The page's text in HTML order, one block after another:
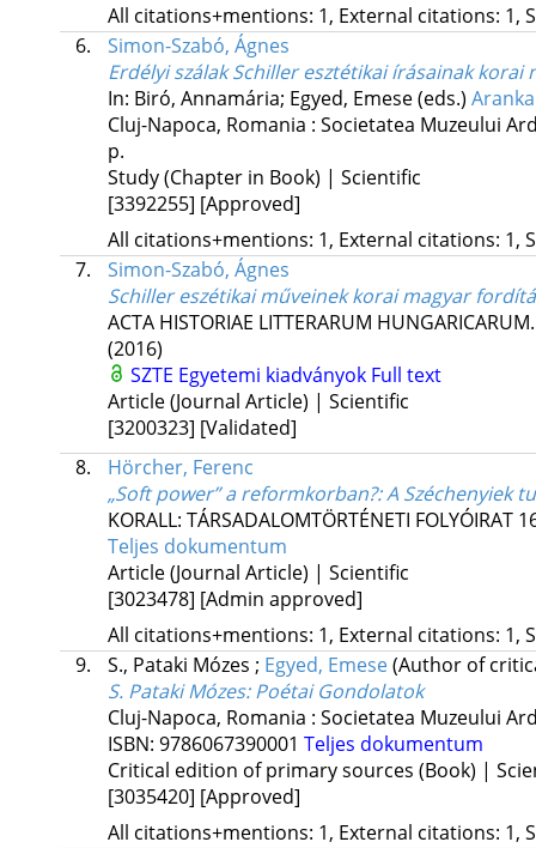
All citations+mentions: 1, External citations: 1,
6.
Simon-Szabó, Ágnes
Erdélyi szálak Schiller esztétikai írásainak
In: Biró, Annamária; Egyed, Emese (eds.)
Cluj-Napoca, Romania : Societatea Muzeului
p.
Study (Chapter in Book) | Scientific
[3392255] [Approved]
All citations+mentions: 1, External citations: 1,
7.
Simon-Szabó, Ágnes
Schiller eszétikai műveinek korai magyar
ACTA HISTORIAE LITTERARUM
(2016)
SZTE Egyetemi kiadványok Full text
Article (Journal Article) | Scientific
[3200323] [Validated]
8.
Hörcher, Ferenc
„Soft power” a reformkorban?: A Széchenyiek
KORALL: TÁRSADALOMTÖRTÉNETI FOLYÓIRAT
Teljes dokumentum
Article (Journal Article) | Scientific
[3023478] [Admin approved]
All citations+mentions: 1, External citations: 1,
9.
S., Pataki Mózes ; Egyed, Emese(Author of
S. Pataki Mózes: Poétai Gondolatok
Cluj-Napoca, Romania : Societatea Muzeului
ISBN: 9786067390001 Teljes dokumentum
Critical edition of primary sources (Book) |
[3035420] [Approved]
All citations+mentions: 1, External citations: 1,